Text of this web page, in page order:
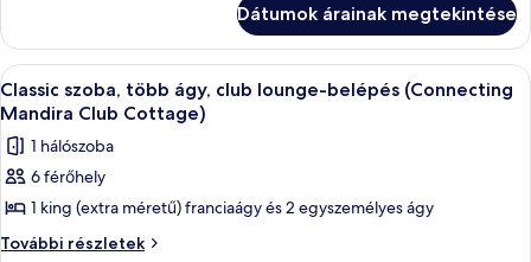
ágy,
kilátással
a
kertre
(Connecting
Garden
Club
kilátással
kertre
(Connecting
Club
Cottage)
részletei
Dátumok árainak megtekintése
A
következő
szoba
összes
képének
megtekintése:
Classic
Egy hálószoba, amelyben található
11
Classic szoba, több ágy, club lounge-belépés (Connecting
Mandira Club Cottage)
1 hálószoba
6 férőhely
1 king (extra méretű) franciaágy és 2 egyszemélyes ágy
További részletek
Classic